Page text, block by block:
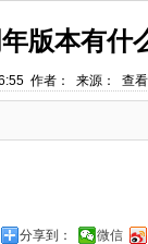
版本有什
作者： 来源： 查
分享到：
微信